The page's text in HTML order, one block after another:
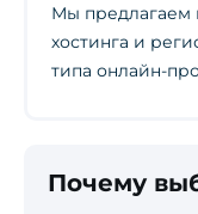
Мы предлагаем
хостинга и
типа онлайн-
Почему